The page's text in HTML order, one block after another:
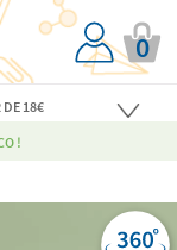
0
DE 18€
!